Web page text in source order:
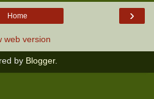
›
Home
web version
by Blogger.